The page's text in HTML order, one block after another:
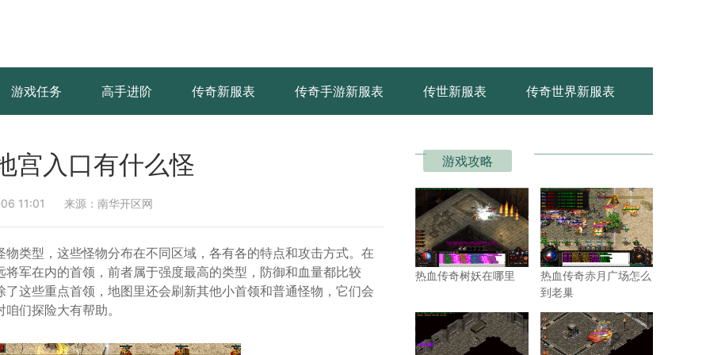
游戏任务 高手进阶 传奇新服表 传奇手游新服表 传世新服表 传奇世界新服表
宫入口有什么怪
11:01 来源：南华开区网
类型，这些怪物分布在不同区域，各有各的特点和攻击方式。在
军在内的首领，前者属于强度最高的类型，防御和血量都比较
这些重点首领，地图里还会刷新其他小首领和普通怪物，它们会
们探险大有帮助。
游戏攻略
热血传奇树妖在哪里
热血传奇赤月广场怎么
到老巢